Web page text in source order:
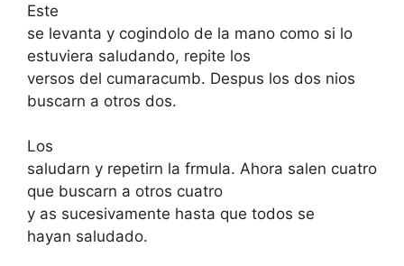
Este
se levanta y cogindolo de la mano como si lo
estuviera saludando, repite los
versos del cumaracumb. Despus los dos nios
buscarn a otros dos.
Los
saludarn y repetirn la frmula. Ahora salen cuatro
que buscarn a otros cuatro
y as sucesivamente hasta que todos se
hayan saludado.